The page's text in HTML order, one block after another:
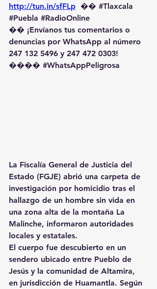
http://tun.in/sfFLp �� #Tlaxcala
#Puebla #RadioOnline
�� ¡Envíanos tus comentarios o
denuncias por WhatsApp al número
247 132 5496 y 247 472 0303!
��️�� #WhatsAppPeligrosa
La Fiscalía General de Justicia del
Estado (FGJE) abrió una carpeta de
investigación por homicidio tras el
hallazgo de un hombre sin vida en
una zona alta de la montaña La
Malinche, informaron autoridades
locales y estatales.
El cuerpo fue descubierto en un
sendero ubicado entre Pueblo de
Jesús y la comunidad de Altamira,
en jurisdicción de Huamantla. Según